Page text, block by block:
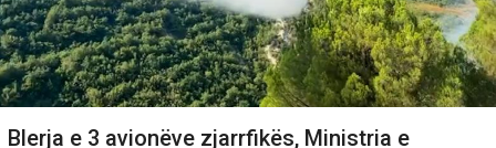
Blerja e 3 avionëve zjarrfikës, Ministria e